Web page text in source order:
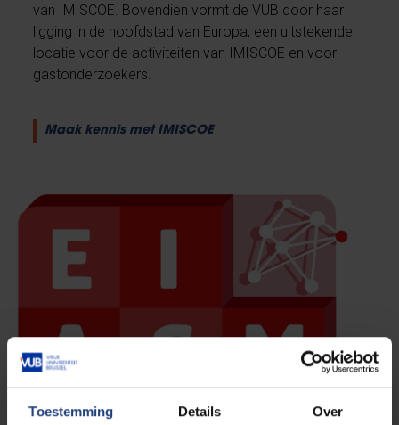
Toestemming Details Over
van IMISCOE. Bovendien vormt de VUB door haar
ligging in de hoofdstad van Europa, een uitstekende
locatie voor de activiteiten van IMISCOE en voor
gastonderzoekers.
Maak kennis met IMISCOE